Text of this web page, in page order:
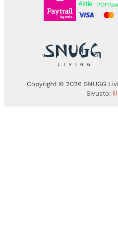
Copyright © 2026 SNUGG
Sivusto: